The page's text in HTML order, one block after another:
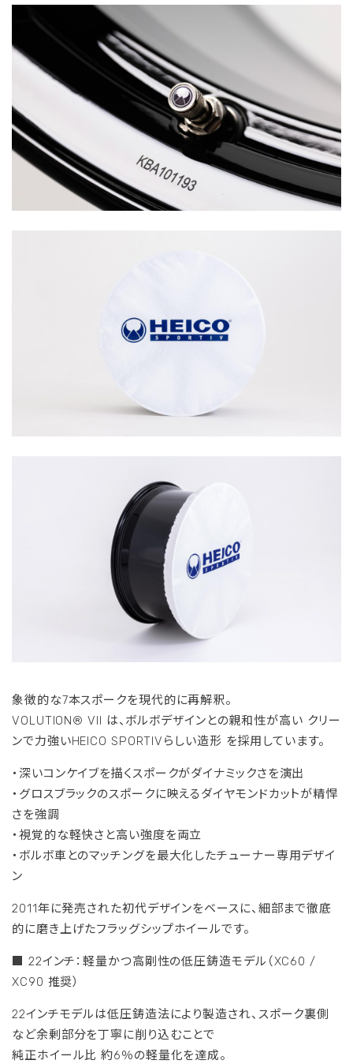
象徴的な7本スポークを現代的に再解釈。
VOLUTION® VII は、ボルボデザインとの親和性が高い クリー
ンで力強いHEICO SPORTIVらしい造形 を採用しています。
・深いコンケイブを描くスポークがダイナミックさを演出
・グロスブラックのスポークに映えるダイヤモンドカットが精悍
さを強調
・視覚的な軽快さと高い強度を両立
・ボルボ車とのマッチングを最大化したチューナー専用デザイ
ン
2011年に発売された初代デザインをベースに、細部まで徹底
的に磨き上げたフラッグシップホイールです。
■ 22インチ：軽量かつ高剛性の低圧鋳造モデル（XC60 /
XC90 推奨）
22インチモデルは低圧鋳造法により製造され、スポーク裏側
など余剰部分を丁寧に削り込むことで
純正ホイール比 約6％の軽量化を達成。